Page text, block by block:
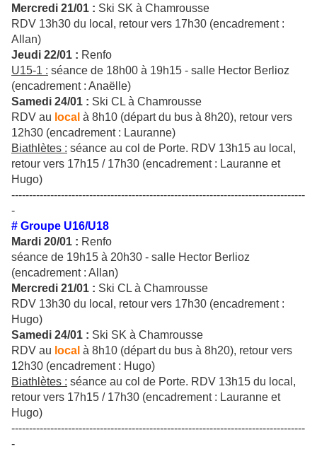
Mercredi 21/01 : Ski SK à Chamrousse
RDV 13h30 du local, retour vers 17h30 (encadrement :
Allan)
Jeudi 22/01 : Renfo
U15-1 : séance de 18h00 à 19h15 - salle Hector Berlioz
(encadrement : Anaëlle)
Samedi 24/01 : Ski CL à Chamrousse
RDV au local à 8h10 (départ du bus à 8h20), retour vers
12h30 (encadrement : Lauranne)
Biathlètes : séance au col de Porte. RDV 13h15 au local,
retour vers 17h15 / 17h30 (encadrement : Lauranne et
Hugo)
-----------------------------------------------------------------------------------
-
# Groupe U16/U18
Mardi 20/01 : Renfo
séance de 19h15 à 20h30 - salle Hector Berlioz
(encadrement : Allan)
Mercredi 21/01 : Ski CL à Chamrousse
RDV 13h30 du local, retour vers 17h30 (encadrement :
Hugo)
Samedi 24/01 : Ski SK à Chamrousse
RDV au local à 8h10 (départ du bus à 8h20), retour vers
12h30 (encadrement : Hugo)
Biathlètes : séance au col de Porte. RDV 13h15 du local,
retour vers 17h15 / 17h30 (encadrement : Lauranne et
Hugo)
-----------------------------------------------------------------------------------
-